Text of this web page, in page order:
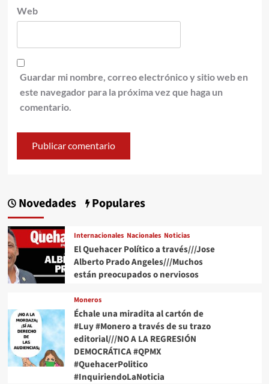
Web
Guardar mi nombre, correo electrónico y sitio web en
este navegador para la próxima vez que haga un
comentario.
Novedades Populares
Internacionales Nacionales Noticias
El Quehacer Político a través///Jose
Alberto Prado Angeles///Muchos
están preocupados o nerviosos
Moneros
Échale una miradita al cartón de
#Luy #Monero a través de su trazo
editorial///NO A LA REGRESIÓN
DEMOCRÁTICA #QPMX
#QuehacerPolitico
#InquiriendoLaNoticia